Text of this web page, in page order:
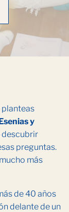
planteas
y
descubrir
preguntas.
más
de 40 años
delante de un